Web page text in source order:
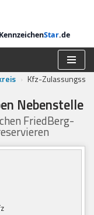
KennzeichenStar.de
› Kfz-
Nebenstelle
FriedBerg-